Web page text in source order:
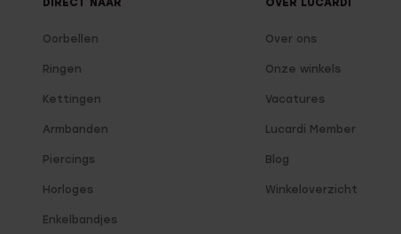
Oorbellen
Ringen
Kettingen
Armbanden
Piercings
Horloges
Enkelbandjes
Over ons
Onze winkels
Vacatures
Lucardi Member
Blog
Winkeloverzicht